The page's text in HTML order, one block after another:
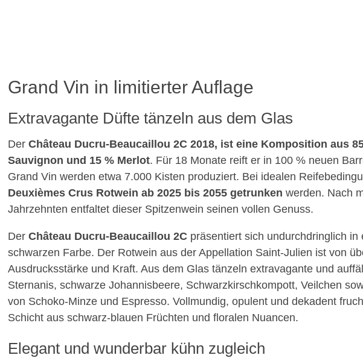
Grand Vin in limitierter Auflage
Extravagante Düfte tänzeln aus dem Glas
DerChâteau Ducru-Beaucaillou 2C 2018, ist eine Komposition aus
Sauvignon und 15 % Merlot. Für 18 Monate reift er in 100 % neuen
Grand Vin werden etwa 7.000 Kisten produziert. Bei idealen
Deuxièmes Crus Rotwein ab 2025 bis 2055 getrunken werden. Nach
Jahrzehnten entfaltet dieser Spitzenwein seinen vollen Genuss.
DerChâteau Ducru-Beaucaillou 2C präsentiert sich undurchdringlich in
schwarzen Farbe. Der Rotwein aus der Appellation Saint-Julien ist von
Ausdrucksstärke und Kraft. Aus dem Glas tänzeln extravagante und
Sternanis, schwarze Johannisbeere, Schwarzkirschkompott, Veilchen
von Schoko-Minze und Espresso. Vollmundig, opulent und dekadent
Schicht aus schwarz-blauen Früchten und floralen Nuancen.
Elegant und wunderbar kühn zugleich